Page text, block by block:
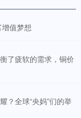
值梦想
了疲软的需求，铜价
？全球“央妈”们的举